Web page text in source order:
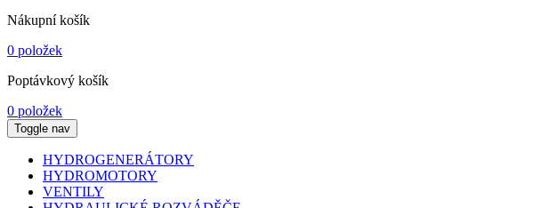
Nákupní košík
0 položek
Poptávkový košík
0 položek
Toggle nav
HYDROGENERÁTORY
HYDROMOTORY
VENTILY